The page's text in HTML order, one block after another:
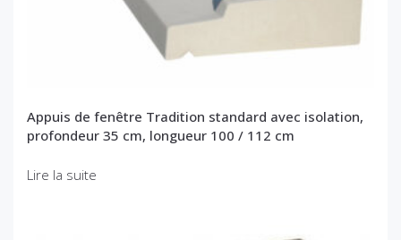
Appuis de fenêtre Tradition standard avec isolation,
profondeur 35 cm, longueur 100 / 112 cm
Lire la suite